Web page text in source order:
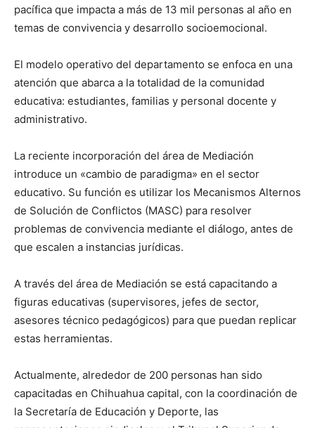
pacífica que impacta a más de 13 mil personas al año en
temas de convivencia y desarrollo socioemocional.
El modelo operativo del departamento se enfoca en una
atención que abarca a la totalidad de la comunidad
educativa: estudiantes, familias y personal docente y
administrativo.
La reciente incorporación del área de Mediación
introduce un «cambio de paradigma» en el sector
educativo. Su función es utilizar los Mecanismos Alternos
de Solución de Conflictos (MASC) para resolver
problemas de convivencia mediante el diálogo, antes de
que escalen a instancias jurídicas.
A través del área de Mediación se está capacitando a
figuras educativas (supervisores, jefes de sector,
asesores técnico pedagógicos) para que puedan replicar
estas herramientas.
Actualmente, alrededor de 200 personas han sido
capacitadas en Chihuahua capital, con la coordinación de
la Secretaría de Educación y Deporte, las